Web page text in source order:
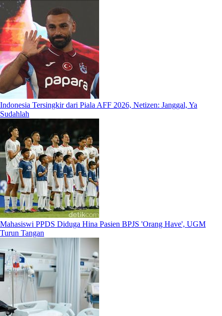
Indonesia Tersingkir dari Piala AFF 2026, Netizen: Janggal, Ya
Sudahlah
Mahasiswi PPDS Diduga Hina Pasien BPJS 'Orang Have', UGM
Turun Tangan